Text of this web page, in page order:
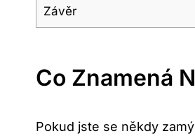
Závěr
Co Znamená
Pokud jste se někdy